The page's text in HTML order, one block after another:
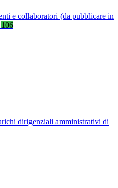
e collaboratori (da pubblicare in
106
dirigenziali amministrativi di